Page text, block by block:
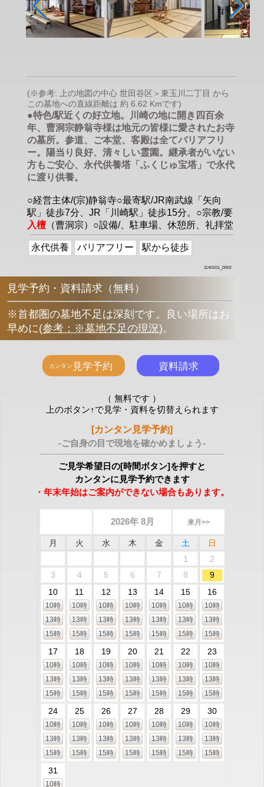
(※参考: 上の地図の中心 世田谷区＞東玉川二丁目 から
この墓地への直線距離は 約 6.62 Kmです)
●特色/駅近くの好立地。川崎の地に開き四百余
年、曹洞宗静翁寺様は地元の皆様に愛されたお寺
の墓所。参道、ご本堂、客殿は全てバリアフリ
ー。陽当り良好、清々しい霊園。継承者がいない
方もご安心、永代供養塔「ふくじゅ宝塔」で永代
に渡り供養。
○経営主体/(宗)静翁寺○最寄駅/JR南武線「矢向
駅」徒歩7分、JR「川崎駅」徒歩15分。○宗教/要
入檀（曹洞宗）○設備/、駐車場、休憩所、礼拝堂
永代供養 バリアフリー 駅から徒歩
1140101_0002
見学予約・資料請求（無料）
※首都圏の墓地不足は深刻です。良い場所はお
早めに(参考：※墓地不足の現況)。
（ 無料です ）
上のボタン↑で見学・資料を切替えられます
[カンタン見学予約]
-ご自身の目で現地を確かめましょう-
ご見学希望日の[時間ボタン]を押すと
カンタンに見学予約できます
・年末年始はご案内ができない場合もあります。
2026年 8月 来月>>
月 火 水 木 金 土
日
1
2
3
4 5 6 7 8
9
10
10時
13時
15時
11
10時
13時
15時
12
10時
13時
15時
13
10時
13時
15時
14
10時
13時
15時
15
10時
13時
15時
16
10時
13時
15時
17
10時
13時
15時
18
10時
13時
15時
19
10時
13時
15時
20
10時
13時
15時
21
10時
13時
15時
22
10時
13時
15時
23
10時
13時
15時
24
10時
13時
15時
25
10時
13時
15時
26
10時
13時
15時
27
10時
13時
15時
28
10時
13時
15時
29
10時
13時
15時
30
10時
13時
15時
31
10時